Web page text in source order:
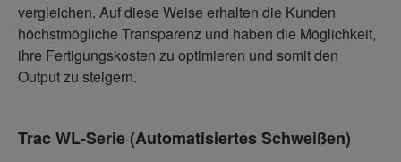
vergleichen. Auf diese Weise erhalten die Kunden
höchstmögliche Transparenz und haben die Möglichkeit,
ihre Fertigungskosten zu optimieren und somit den
Output zu steigern.
Trac WL-Serie (Automatisiertes Schweißen)